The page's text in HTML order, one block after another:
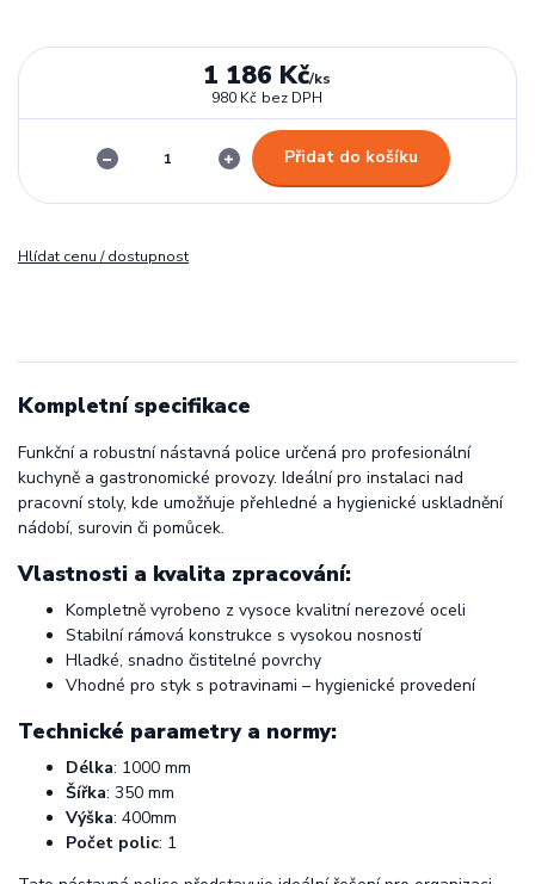
1 186 Kč/ks
980 Kč bez DPH
Přidat do košíku
Hlídat cenu / dostupnost
Kompletní specifikace
Funkční a robustní nástavná police určená pro profesionální
kuchyně a gastronomické provozy. Ideální pro instalaci nad
pracovní stoly, kde umožňuje přehledné a hygienické uskladnění
nádobí, surovin či pomůcek.
Vlastnosti a kvalita zpracování:
Kompletně vyrobeno z vysoce kvalitní nerezové oceli
Stabilní rámová konstrukce s vysokou nosností
Hladké, snadno čistitelné povrchy
Vhodné pro styk s potravinami – hygienické provedení
Technické parametry a normy:
Délka: 1000 mm
Šířka: 350 mm
Výška: 400mm
Počet polic: 1